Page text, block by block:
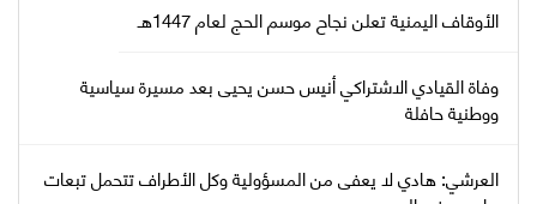
الأوقاف اليمنية تعلن نجاح موسم الحج لعام 1447هـ
وفاة القيادي الاشتراكي أنيس حسن يحيى بعد مسيرة سياسية
ووطنية حافلة
العرشي: هادي لا يعفى من المسؤولية وكل الأطراف تتحمل تبعات